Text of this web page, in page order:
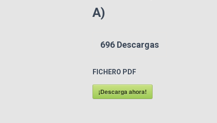
A)
696 Descargas
FICHERO PDF
¡Descarga ahora!